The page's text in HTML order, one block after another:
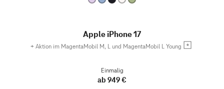
Apple iPhone 17
+ Aktion im MagentaMobil M, L und MagentaMobil L Young
Einmalig
ab 949 €